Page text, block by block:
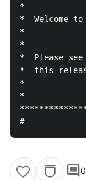
*
*
*
*
*  Please
*  this
*
*
comment0